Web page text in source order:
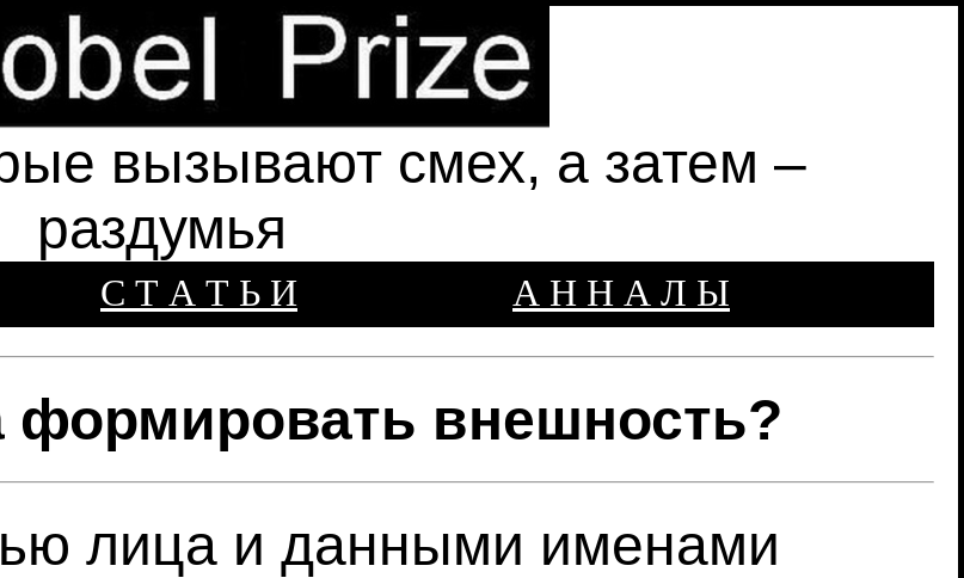
вызывают смех, а затем –
раздумья
С Т А Т Ь И А Н Н А Л Ы
внешность?
лица и данными именами